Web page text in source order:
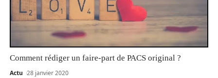
Comment rédiger un faire-part de PACS original ?
Actu 28 janvier 2020